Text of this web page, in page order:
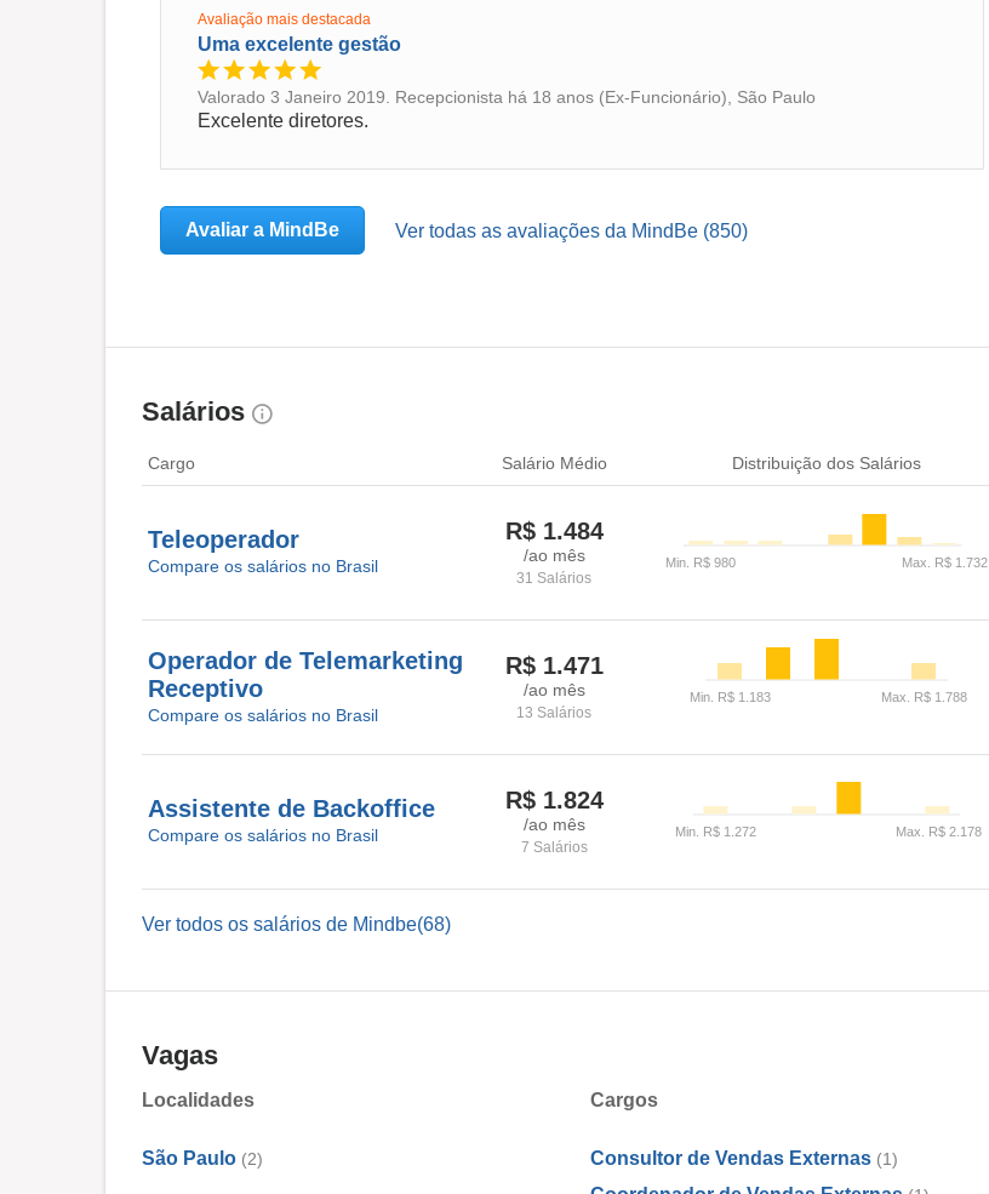
Avaliação mais destacada
Uma excelente gestão
Valorado 3 Janeiro 2019. Recepcionista há 18 anos (Ex-Funcionário), São Paulo
Excelente diretores.
Avaliar a MindBe Ver todas as avaliações da MindBe (850)
Salários
Cargo Salário Médio Distribuição dos Salários
Teleoperador
Compare os salários no Brasil
R$ 1.484
/ao mês
31 Salários
Operador de Telemarketing
Receptivo
Compare os salários no Brasil
R$ 1.471
/ao mês
13 Salários
Assistente de Backoffice
Compare os salários no Brasil
R$ 1.824
/ao mês
7 Salários
Ver todos os salários de Mindbe(68)
Vagas
Localidades
São Paulo (2)
Cargos
Consultor de Vendas Externas (1)